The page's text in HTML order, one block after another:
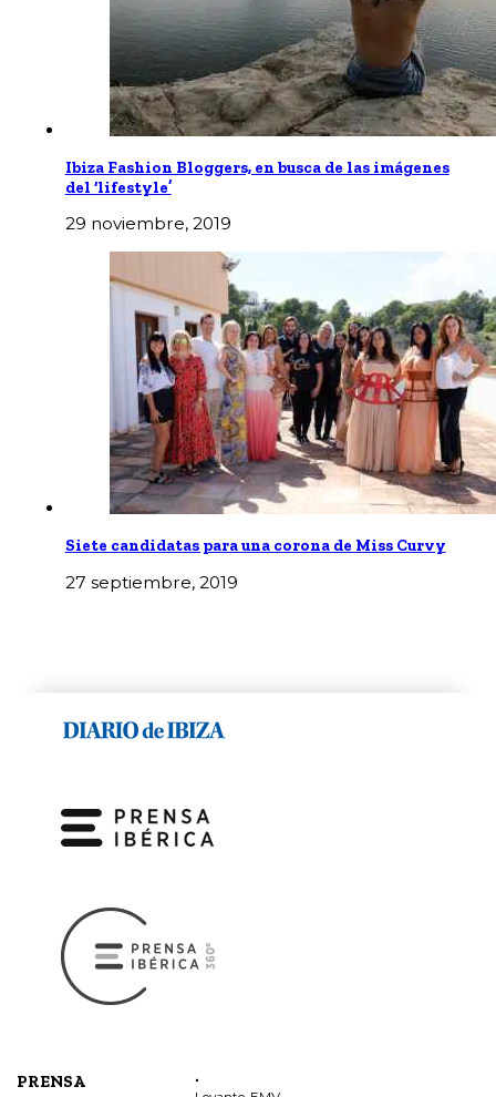
Ibiza Fashion Bloggers, en busca de las imágenes
del ‘lifestyle’
29 noviembre, 2019
Siete candidatas para una corona de Miss Curvy
27 septiembre, 2019
PRENSA .